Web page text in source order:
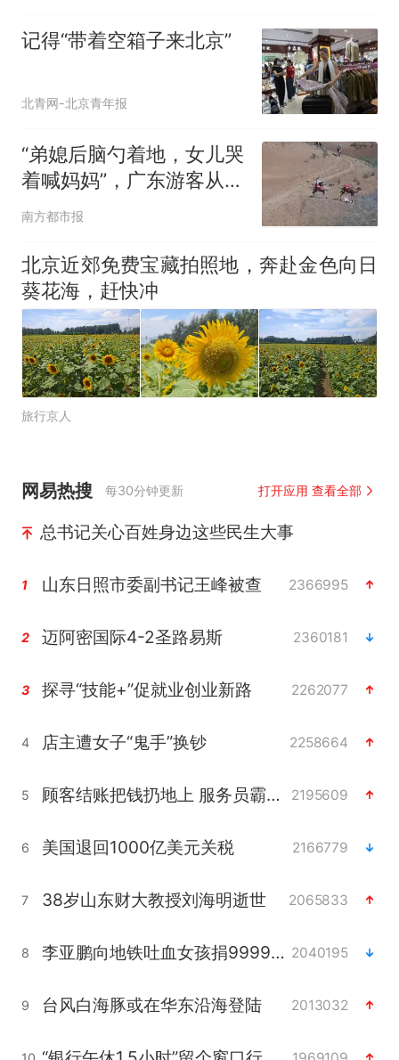
记得“带着空箱子来北京”
北青网-北京青年报
“弟媳后脑勺着地，女儿哭
着喊妈妈”，广东游客从骆
驼上摔下，景区回应
南方都市报
北京近郊免费宝藏拍照地，奔赴金色向日
葵花海，赶快冲
旅行京人
网易热搜 每30分钟更新 打开应用 查看全部
总书记关心百姓身边这些民生大事
1 山东日照市委副书记王峰被查 2366995
2 迈阿密国际4-2圣路易斯 2360181
3 探寻“技能+”促就业创业新路 2262077
4 店主遭女子“鬼手”换钞 2258664
5 顾客结账把钱扔地上 服务员霸气扔回 2195609
6 美国退回1000亿美元关税 2166779
7 38岁山东财大教授刘海明逝世 2065833
8 李亚鹏向地铁吐血女孩捐99999元 2040195
9 台风白海豚或在华东沿海登陆 2013032